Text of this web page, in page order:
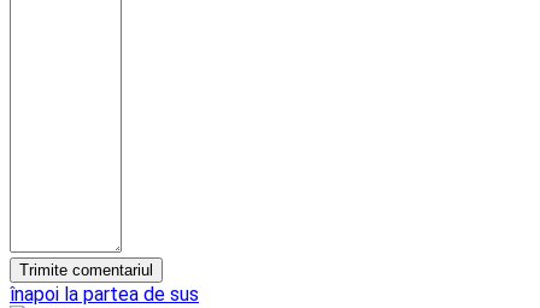
înapoi la partea de sus